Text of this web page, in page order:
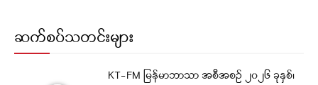
ဆက်စပ်သတင်းများ
KT-FM မြန်မာဘာသာ အစီအစဉ် ၂၀၂၆ ခုနှစ်၊